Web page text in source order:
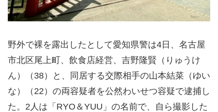
野外で裸を露出したとして愛知県警は4日、名古屋
市北区尾上町、飲食店経営、吉野隆賢（りゅうけ
ん）（38）と、同居する交際相手の山本結菜（ゆい
な）（22）の両容疑者を公然わいせつ容疑で逮捕し
た。2人は「RYO＆YUU」の名前で、自ら撮影した